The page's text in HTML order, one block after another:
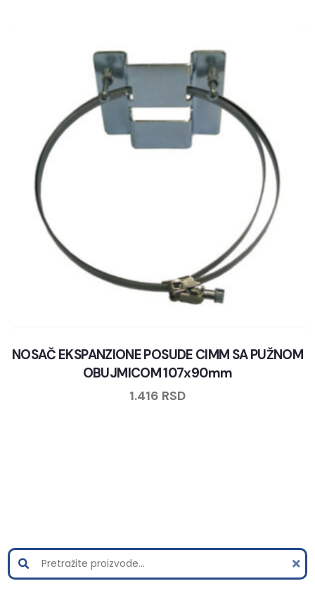
NOSAČ EKSPANZIONE POSUDE CIMM SA PUŽNOM
OBUJMICOM 107x90mm
1.416 RSD